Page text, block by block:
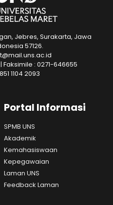
Jebres, Surakarta, Jawa
57126.
: 0271-646655
1104 2093
Portal Informasi
SPMB UNS
Akademik
Kemahasiswaan
Kepegawaian
Laman UNS
Feedback Laman